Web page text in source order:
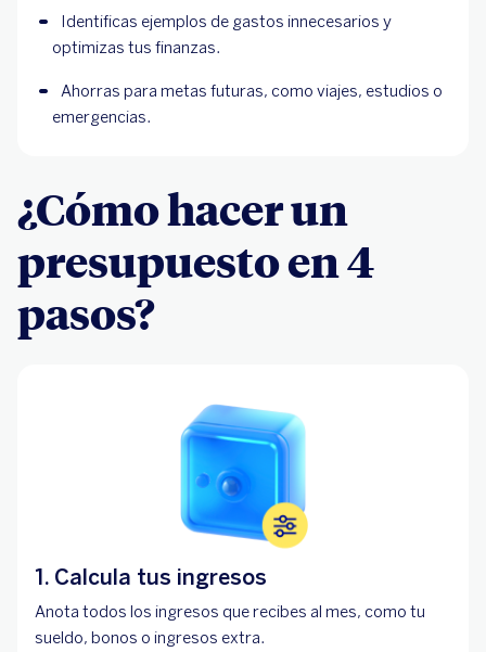
Identificas ejemplos de gastos innecesarios y
optimizas tus finanzas.
Ahorras para metas futuras, como viajes, estudios o
emergencias.
¿Cómo hacer un
presupuesto en 4
pasos?
1. Calcula tus ingresos
Anota todos los ingresos que recibes al mes, como tu
sueldo, bonos o ingresos extra.